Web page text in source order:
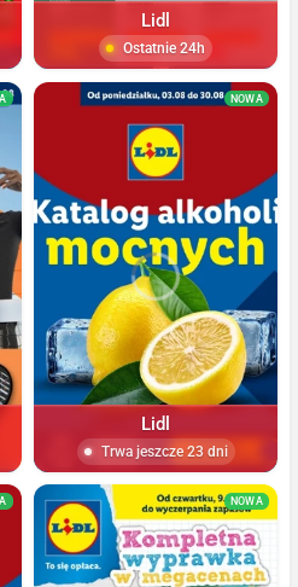
Lidl
Ostatnie 24h
NOWA
Lidl
Trwa jeszcze 23 dni
NOWA